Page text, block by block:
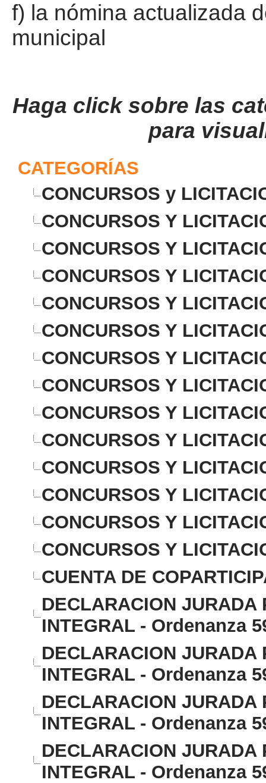
f) la nómina actualizada
municipal
Haga click sobre las
para
CATEGORÍAS
CONCURSOS y
CONCURSOS Y
CONCURSOS Y
CONCURSOS Y
CONCURSOS Y
CONCURSOS Y
CONCURSOS Y
CONCURSOS Y
CONCURSOS Y
CONCURSOS Y
CONCURSOS Y
CONCURSOS Y
CONCURSOS Y
CONCURSOS Y
CUENTA DE
DECLARACION JURADA
INTEGRAL - Ordenanza
DECLARACION JURADA
INTEGRAL - Ordenanza
DECLARACION JURADA
INTEGRAL - Ordenanza
DECLARACION JURADA
INTEGRAL - Ordenanza